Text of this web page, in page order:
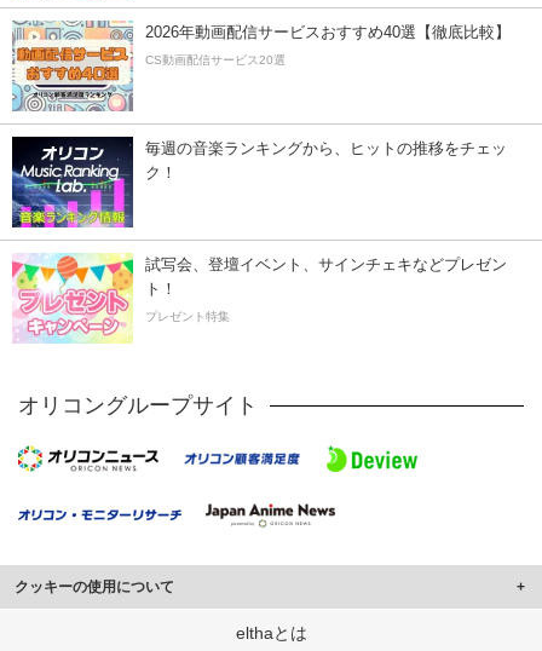
2026年動画配信サービスおすすめ40選【徹底比較】
CS動画配信サービス20選
毎週の音楽ランキングから、ヒットの推移をチェッ
ク！
試写会、登壇イベント、サインチェキなどプレゼン
ト！
プレゼント特集
オリコングループサイト
クッキーの使用について
このサイトでは Cookie を使用して、ユーザーに合わせたコンテンツや広告の
elthaとは